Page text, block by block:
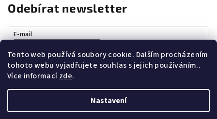
Tento web používá soubory cookie. Dalším procházením
tohoto webu vyjadřujete souhlas s jejich používáním..
Více informacízde.
Nastavení
Odebírat newsletter
E-mail
Vložením e-mailu souhlasíte spodmínkami ochrany osobních
údajů